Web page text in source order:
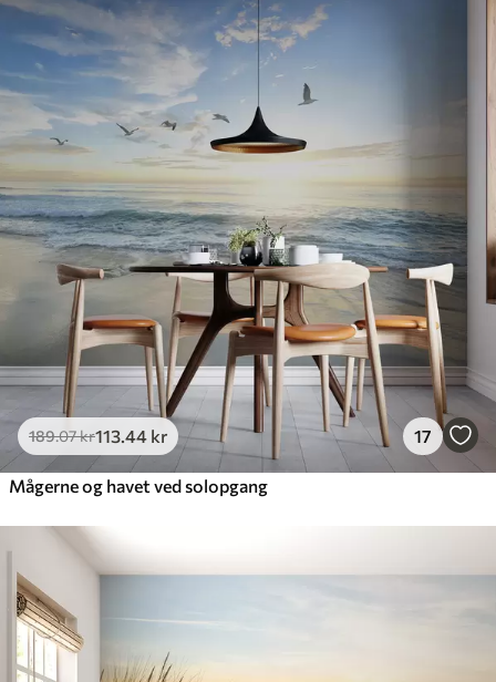
189.07kr113 .44 kr 17
Mågerne og havet ved solopgang